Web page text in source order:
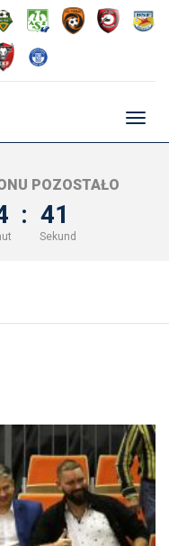
POZOSTAŁO
: 40
Sekund